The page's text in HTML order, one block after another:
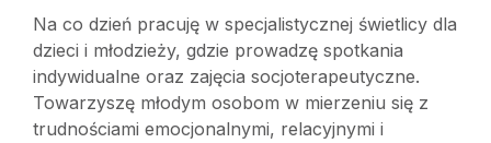
Na co dzień pracuję w specjalistycznej świetlicy dla
dzieci i młodzieży, gdzie prowadzę spotkania
indywidualne oraz zajęcia socjoterapeutyczne.
Towarzyszę młodym osobom w mierzeniu się z
trudnościami emocjonalnymi, relacyjnymi i